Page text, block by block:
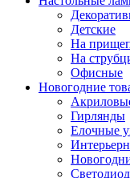
Детские
На
На
Офисные
Новогодние
Гирлянды
Елочные